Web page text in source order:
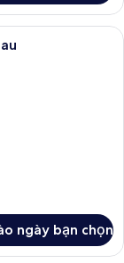
kháng dị ứng,
ngày bạn chọn